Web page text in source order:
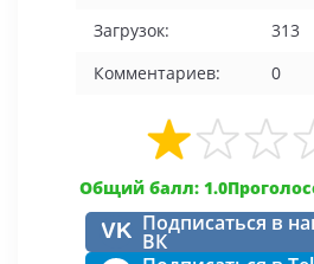
Загрузок:
313
Комментариев:
0
Общий балл: 1.0
VK Подписаться в
ВК